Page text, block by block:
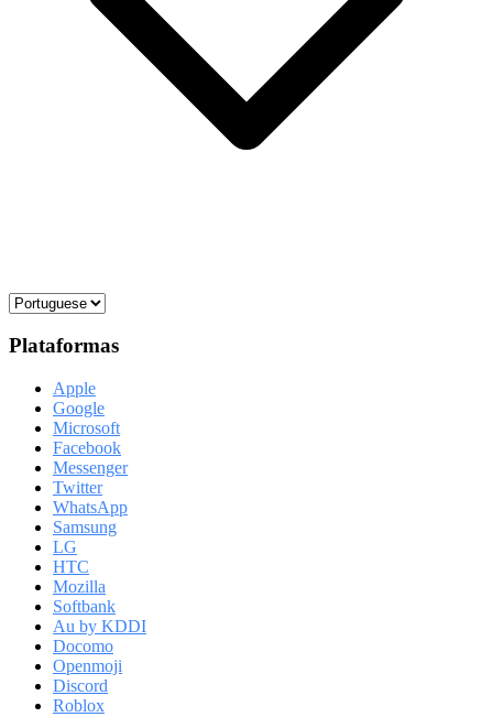
Plataformas
Apple
Google
Microsoft
Facebook
Messenger
Twitter
WhatsApp
Samsung
LG
HTC
Mozilla
Softbank
Au by KDDI
Docomo
Openmoji
Discord
Roblox